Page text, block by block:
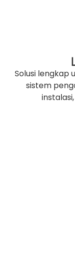
Solusi lengkap
sistem